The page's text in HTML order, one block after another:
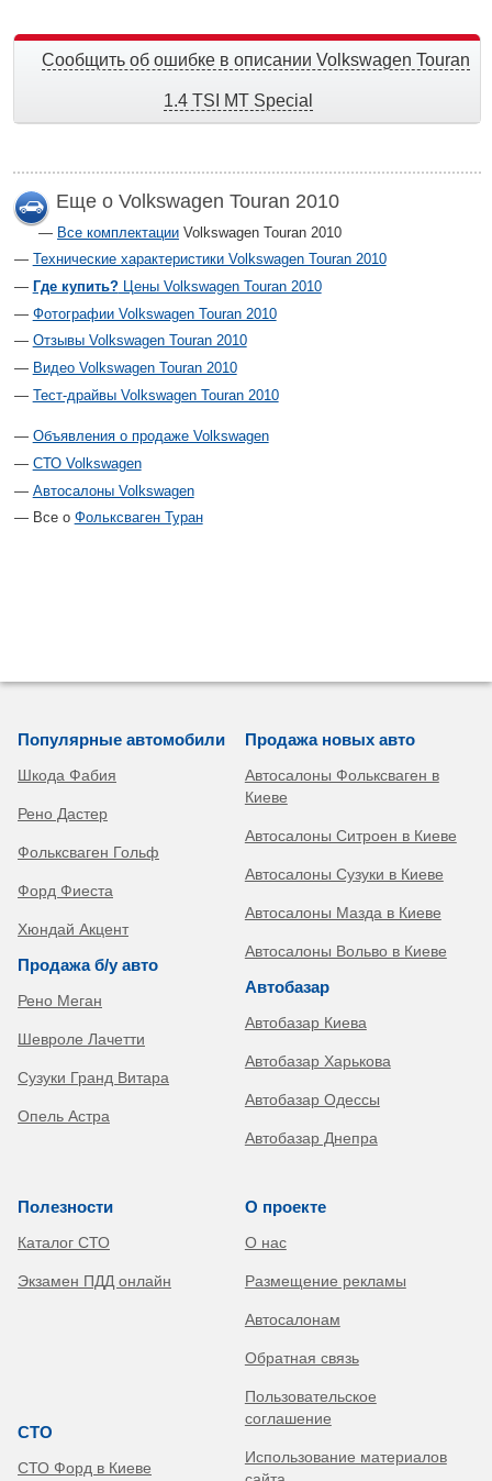
Сообщить об ошибке в описании Volkswagen Touran
1.4 TSI MT Special
Еще о Volkswagen Touran 2010
Все комплектации Volkswagen Touran 2010
Технические характеристики Volkswagen Touran 2010
Где купить?Цены Volkswagen Touran 2010
Фотографии Volkswagen Touran 2010
Отзывы Volkswagen Touran 2010
Видео Volkswagen Touran 2010
Тест-драйвы Volkswagen Touran 2010
Объявления о продаже Volkswagen
СТО Volkswagen
Автосалоны Volkswagen
Все о Фольксваген Туран
Популярные автомобили
Шкода Фабия
Рено Дастер
Фольксваген Гольф
Форд Фиеста
Хюндай Акцент
Продажа б/у авто
Рено Меган
Шевроле Лачетти
Сузуки Гранд Витара
Опель Астра
Продажа новых авто
Автосалоны Фольксваген в
Киеве
Автосалоны Ситроен в Киеве
Автосалоны Сузуки в Киеве
Автосалоны Мазда в Киеве
Автосалоны Вольво в Киеве
Автобазар
Автобазар Киева
Автобазар Харькова
Автобазар Одессы
Автобазар Днепра
Полезности
Каталог СТО
Экзамен ПДД онлайн
СТО
СТО Форд в Киеве
О проекте
О нас
Размещение рекламы
Автосалонам
Обратная связь
Пользовательское
соглашение
Использование материалов